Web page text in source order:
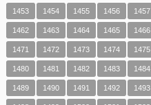
1453 1454 1455 1456 1457
1462 1463 1464 1465 1466
1471 1472 1473 1474 1475
1480 1481 1482 1483 1484
1489 1490 1491 1492 1493